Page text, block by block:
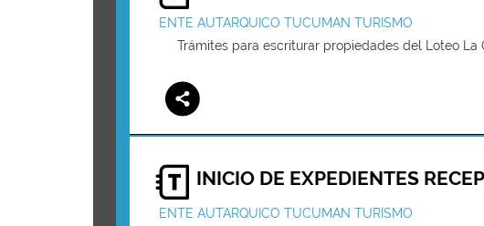
ENTE AUTARQUICO TUCUMAN TURISMO
Trámites para escriturar propiedades del Loteo La
INICIO DE EXPEDIENTES
ENTE AUTARQUICO TUCUMAN TURISMO